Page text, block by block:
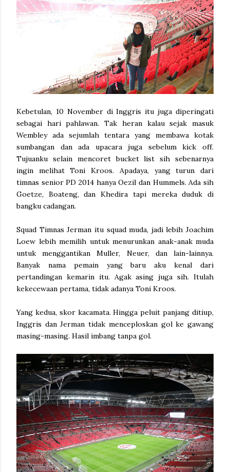
Kebetulan, 10 November di Inggris itu juga diperingati
sebagai hari pahlawan. Tak heran kalau sejak masuk
Wembley ada sejumlah tentara yang membawa kotak
sumbangan dan ada upacara juga sebelum kick off.
Tujuanku selain mencoret bucket list sih sebenarnya
ingin melihat Toni Kroos. Apadaya, yang turun dari
timnas senior PD 2014 hanya Oezil dan Hummels. Ada sih
Goetze, Boateng, dan Khedira tapi mereka duduk di
bangku cadangan.
Squad Timnas Jerman itu squad muda, jadi lebih Joachim
Loew lebih memilih untuk menurunkan anak-anak muda
untuk menggantikan Muller, Neuer, dan lain-lainnya.
Banyak nama pemain yang baru aku kenal dari
pertandingan kemarin itu. Agak asing juga sih. Itulah
kekecewaan pertama, tidak adanya Toni Kroos.
Yang kedua, skor kacamata. Hingga peluit panjang ditiup,
Inggris dan Jerman tidak menceploskan gol ke gawang
masing-masing. Hasil imbang tanpa gol.